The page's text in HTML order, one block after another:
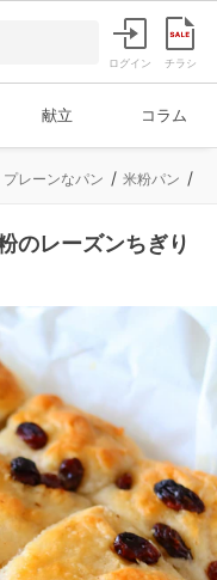
ログイン チラシ
献立 コラム
プレーンなパン 米粉パン
のレーズンちぎり